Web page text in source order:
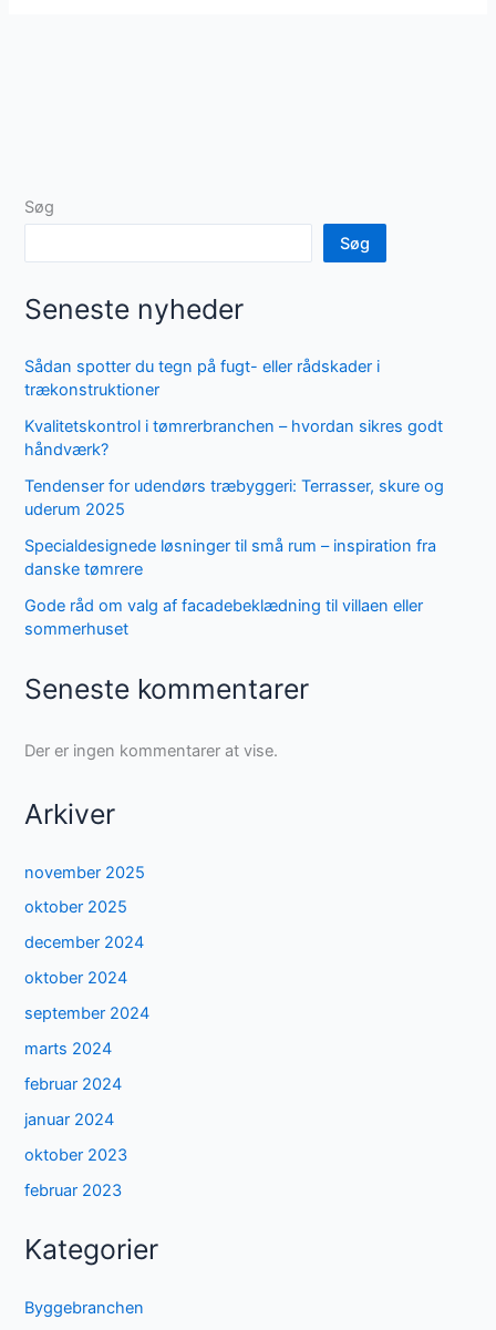
Søg
Søg
Seneste nyheder
Sådan spotter du tegn på fugt- eller rådskader i
trækonstruktioner
Kvalitetskontrol i tømrerbranchen – hvordan sikres godt
håndværk?
Tendenser for udendørs træbyggeri: Terrasser, skure og
uderum 2025
Specialdesignede løsninger til små rum – inspiration fra
danske tømrere
Gode råd om valg af facadebeklædning til villaen eller
sommerhuset
Seneste kommentarer
Der er ingen kommentarer at vise.
Arkiver
november 2025
oktober 2025
december 2024
oktober 2024
september 2024
marts 2024
februar 2024
januar 2024
oktober 2023
februar 2023
Kategorier
Byggebranchen